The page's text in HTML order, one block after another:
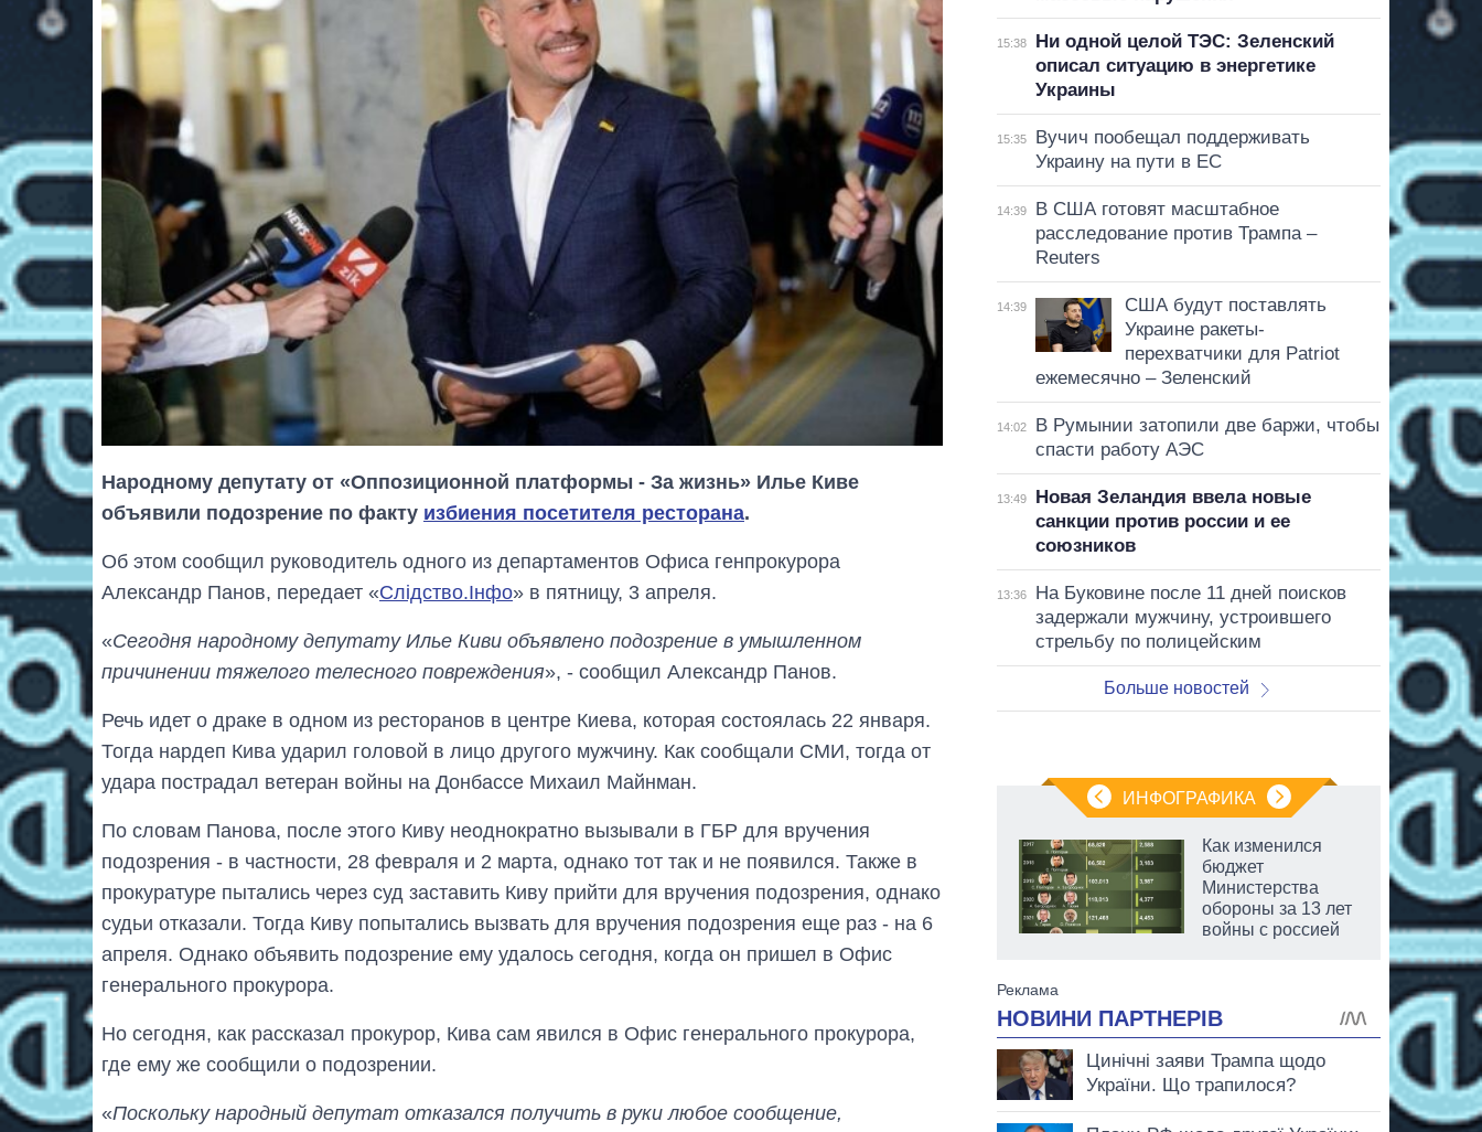
Народному депутату от «Оппозиционной платформы - За жизнь» Илье Киве
объявили подозрение по факту избиения посетителя ресторана.
Об этом сообщил руководитель одного из департаментов Офиса генпрокурора
Александр Панов, передает «Слідство.Інфо» в пятницу, 3 апреля.
«Сегодня народному депутату Илье Киви объявлено подозрение в умышленном
причинении тяжелого телесного повреждения», - сообщил Александр Панов.
Речь идет о драке в одном из ресторанов в центре Киева, которая состоялась 22 января.
Тогда нардеп Кива ударил головой в лицо другого мужчину. Как сообщали СМИ, тогда от
удара пострадал ветеран войны на Донбассе Михаил Майнман.
По словам Панова, после этого Киву неоднократно вызывали в ГБР для вручения
подозрения - в частности, 28 февраля и 2 марта, однако тот так и не появился. Также в
прокуратуре пытались через суд заставить Киву прийти для вручения подозрения, однако
судьи отказали. Тогда Киву попытались вызвать для вручения подозрения еще раз - на 6
апреля. Однако объявить подозрение ему удалось сегодня, когда он пришел в Офис
генерального прокурора.
Но сегодня, как рассказал прокурор, Кива сам явился в Офис генерального прокурора,
где ему же сообщили о подозрении.
«Поскольку народный депутат отказался получить в руки любое сообщение,
15:38
Ни одной целой ТЭС: Зеленский
описал ситуацию в энергетике
Украины
15:35
Вучич пообещал поддерживать
Украину на пути в ЕС
14:39
В США готовят масштабное
расследование против Трампа –
Reuters
14:39
США будут поставлять
Украине ракеты-
перехватчики для Patriot
ежемесячно – Зеленский
14:02
В Румынии затопили две баржи, чтобы
спасти работу АЭС
13:49
Новая Зеландия ввела новые
санкции против россии и ее
союзников
13:36
На Буковине после 11 дней поисков
задержали мужчину, устроившего
стрельбу по полицейским
Больше новостей
ИНФОГРАФИКА
картофеля
выращивали в
Украине до и во
время большой
войны
Как изменился
бюджет
Министерства
обороны за 13 лет
войны с россией